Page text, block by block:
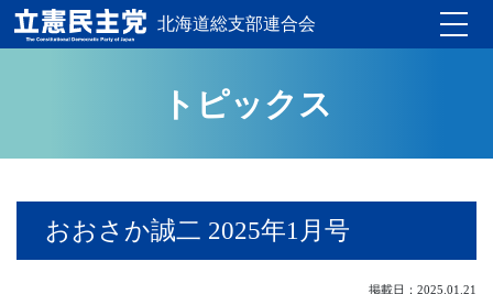
北海道総支部連合会
トピックス
おおさか誠二 2025年1月号
掲載日：2025.01.21